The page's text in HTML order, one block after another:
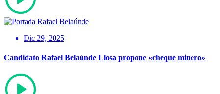
Dic 29, 2025
Candidato Rafael Belaúnde Llosa propone «cheque minero»